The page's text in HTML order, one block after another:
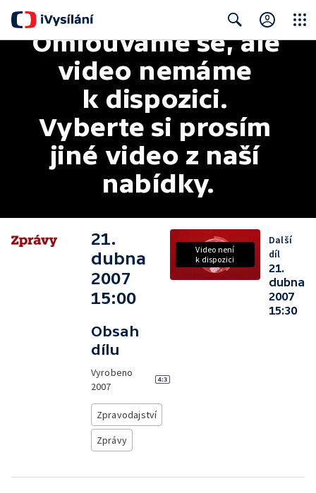
Search
Omlouváme se, ale
video nemáme
k dispozici.
Vyberte si prosím
jiné video z naší
nabídky.
21.
dubna
2007
15:00
Obsah
dílu
Vyrobeno
2007
Zpravodajství
Zprávy
Video není
k dispozici
Další
díl
21.
dubna
2007
15:30